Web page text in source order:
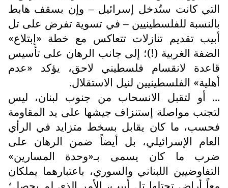
التي كانت ستُدخل إسرائيل – وإن بسقف هابط
بالنسبة للفلسطينيين – في تسوية تفرض على تل
أبيب تقديم تنازلات تتعاكس مع خطة «إبتلاع»
الضفة الغربية (!)؛ إلى جانب الرهان على تأسيس
قاعدة لانقسام فلسطيني لاحق، يؤكد «عدم
أهلية» الفلسطينيين لنيل الاستقلال.
... أو لتقبل الانسحاب من جنوب لبنان، ليس
لتجنب مواصلة إستنزاف جيشها على يد المقاومة
فحسب، ما كان يقابل بسخط متزايد في الرأي
العام الإسرائيلي، بل أيضاً ضمن الرهان على
ضرب ما كان يسمى بـ«وحدة المسارين»
التفاوضيين اللبناني والسوري، باعتبارهما يملكان